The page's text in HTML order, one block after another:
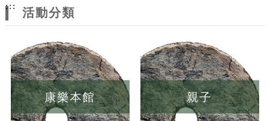
:::
活動分類
康樂本館 親子